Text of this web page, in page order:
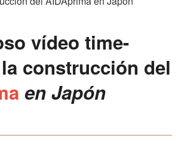
vídeo time-
construcción del
en Japón